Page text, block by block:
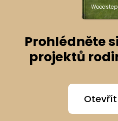
Woodstep
Prohlédněte
projektů
Otevřít